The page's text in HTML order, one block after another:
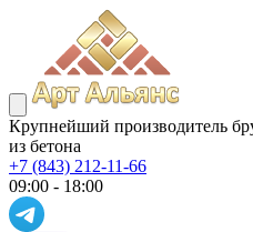
Крупнейший производитель
из бетона
+7 (843) 212-11-66
09:00 - 18:00